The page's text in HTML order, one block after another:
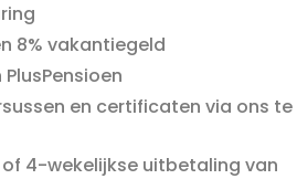
8% vakantiegeld
en certificaten via ons te
of 4-wekelijkse uitbetaling van